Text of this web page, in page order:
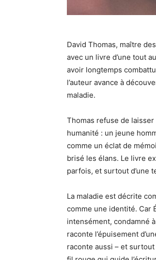
David Thomas, maître
avec un livre d’une tout
avoir longtemps
l’auteur avance à
maladie.
Thomas refuse de
humanité : un jeune
comme un éclat de
brisé les élans. Le livre
parfois, et surtout d’une
La maladie est décrite
comme une identité. Car
intensément, condamné
raconte l’épuisement
raconte aussi – et surtout